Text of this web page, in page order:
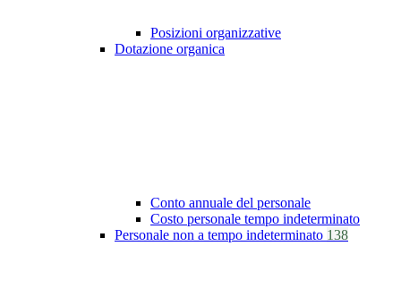
Posizioni organizzative
Dotazione organica
Conto annuale del personale
Costo personale tempo indeterminato
Personale non a tempo indeterminato 138